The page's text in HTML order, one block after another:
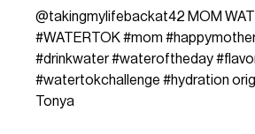
@takingmylifebackat42 MOM
#WATERTOK #mom
#drinkwater#wateroftheday
#watertokchallenge #hydration
Tonya